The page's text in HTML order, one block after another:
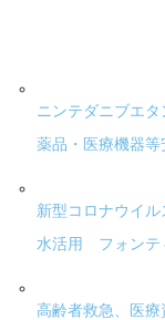
ニンテダニブエ
薬品・医療機器
新型コロナウイ
水活用 フォンテ
高齢者救急、医